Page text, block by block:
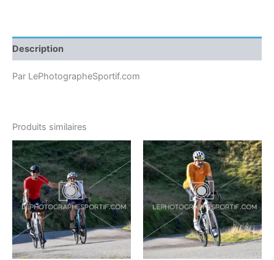
Description
Par LePhotographeSportif.com
Produits similaires